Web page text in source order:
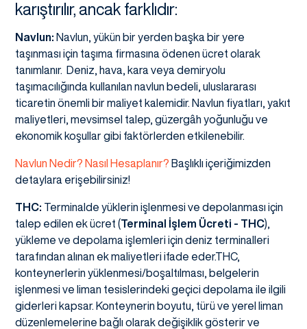
karıştırılır, ancak farklıdır:
Navlun: Navlun, yükün bir yerden başka bir yere
taşınması için taşıma firmasına ödenen ücret olarak
tanımlanır. Deniz, hava, kara veya demiryolu
taşımacılığında kullanılan navlun bedeli, uluslararası
ticaretin önemli bir maliyet kalemidir. Navlun fiyatları, yakıt
maliyetleri, mevsimsel talep, güzergâh yoğunluğu ve
ekonomik koşullar gibi faktörlerden etkilenebilir.
Navlun Nedir? Nasıl Hesaplanır? Başlıklı içeriğimizden
detaylara erişebilirsiniz!
THC: Terminalde yüklerin işlenmesi ve depolanması için
talep edilen ek ücret (Terminal İşlem Ücreti - THC),
yükleme ve depolama işlemleri için deniz terminalleri
tarafından alınan ek maliyetleri ifade eder.THC,
konteynerlerin yüklenmesi/boşaltılması, belgelerin
işlenmesi ve liman tesislerindeki geçici depolama ile ilgili
giderleri kapsar. Konteynerin boyutu, türü ve yerel liman
düzenlemelerine bağlı olarak değişiklik gösterir ve